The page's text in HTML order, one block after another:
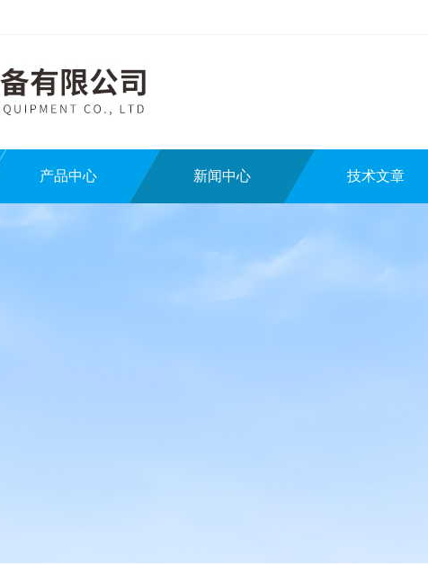
产品中心 新闻中心 技术文章